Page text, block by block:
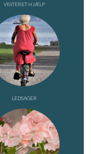
VISITERET HJÆLP
LEDSAGER